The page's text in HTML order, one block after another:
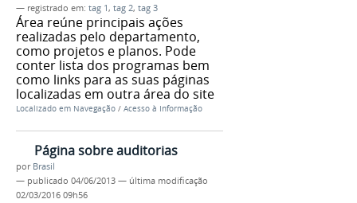
— registrado em: tag 1, tag 2, tag 3
Área reúne principais ações
realizadas pelo departamento,
como projetos e planos. Pode
conter lista dos programas bem
como links para as suas páginas
localizadas em outra área do site
Localizado em Navegação / Acesso à Informação
Página sobre auditorias
por Brasil
— publicado 04/06/2013 — última modificação
02/03/2016 09h56